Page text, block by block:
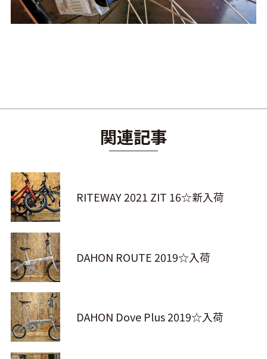
関連記事
RITEWAY 2021 ZIT 16☆新入荷
DAHON ROUTE 2019☆入荷
DAHON Dove Plus 2019☆入荷